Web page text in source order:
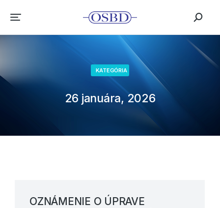
KATEGÓRIA
26 januára, 2026
OZNÁMENIE O ÚPRAVE